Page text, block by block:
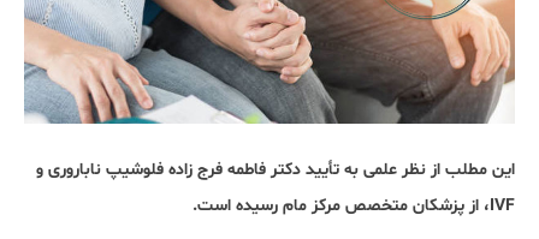
این مطلب از نظر علمی به تأیید دکتر فاطمه فرج زاده فلوشیپ ناباروری و
IVF، از پزشکان متخصص مرکز مام رسیده است.